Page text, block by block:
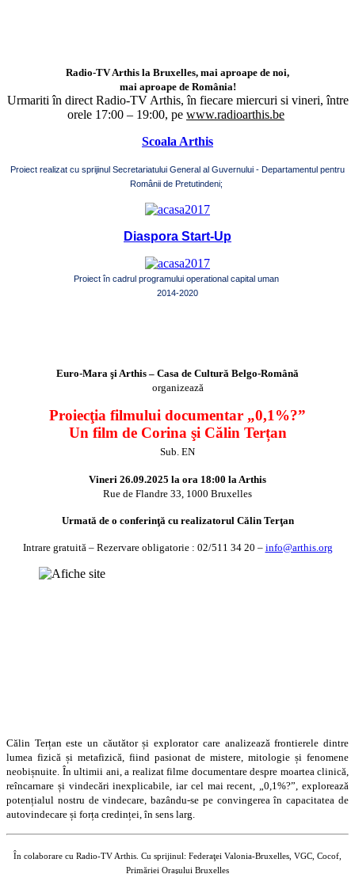
Radio-TV Arthis la Bruxelles, mai aproape de noi,
mai aproape de România!
Urmariti în direct Radio-TV Arthis, în fiecare miercuri si vineri, între
orele 17:00 – 19:00, pe www.radioarthis.be
Scoala Arthis
Proiect realizat cu sprijinul Secretariatului General al Guvernului - Departamentul pentru
Românii de Pretutindeni;
Diaspora Start-Up
Proiect în cadrul programului operational capital uman
2014-2020
Euro-Mara şi Arthis – Casa de Cultură Belgo-Română
organizează
Proiecţia filmului documentar „0,1%?”
Un film de Corina şi Călin Terțan
Sub. EN
Vineri 26.09.2025 la ora 18:00 la Arthis
Rue de Flandre 33, 1000 Bruxelles
Urmată de o conferinţă cu realizatorul Călin Terţan
Intrare gratuită – Rezervare obligatorie : 02/511 34 20 – info@arthis.org
Călin Terțan este un căutător și explorator care analizează frontierele dintre
lumea fizică și metafizică, fiind pasionat de mistere, mitologie și fenomene
neobișnuite. În ultimii ani, a realizat filme documentare despre moartea clinică,
reîncarnare și vindecări inexplicabile, iar cel mai recent, „0,1%?”, explorează
potențialul nostru de vindecare, bazându-se pe convingerea în capacitatea de
autovindecare și forța credinței, în sens larg.
În colaborare cu Radio-TV Arthis. Cu sprijinul: Federaţei Valonia-Bruxelles, VGC, Cocof,
Primăriei Oraşului Bruxelles